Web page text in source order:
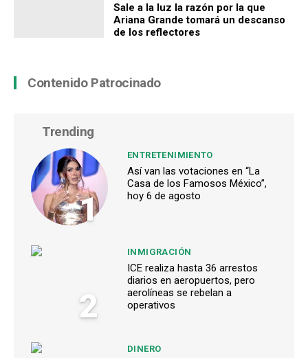
Sale a la luz la razón por la que
Ariana Grande tomará un descanso
de los reflectores
Contenido Patrocinado
Trending
1
ENTRETENIMIENTO
Así van las votaciones en “La
Casa de los Famosos México”,
hoy 6 de agosto
2
INMIGRACIÓN
ICE realiza hasta 36 arrestos
diarios en aeropuertos, pero
aerolíneas se rebelan a
operativos
DINERO